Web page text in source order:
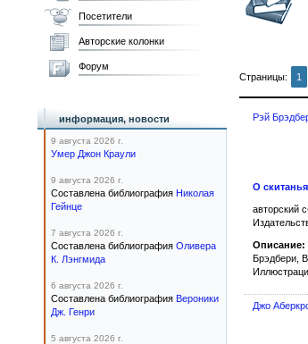
Страницы: 1
Рэй
О
авторский
Описание:
Брэдбери,
Джо
Посетители
Авторские колонки
Форум
информация, новости
9 августа 2026 г.
Умер Джон Краули
9 августа 2026 г.
Составлена библиография Николая
Гейнце
7 августа 2026 г.
Составлена библиография Оливера
К. Лэнгмида
6 августа 2026 г.
Составлена библиография Вероники
Дж. Генри
5 августа 2026 г.